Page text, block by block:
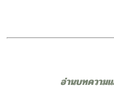
อ่านบทความ